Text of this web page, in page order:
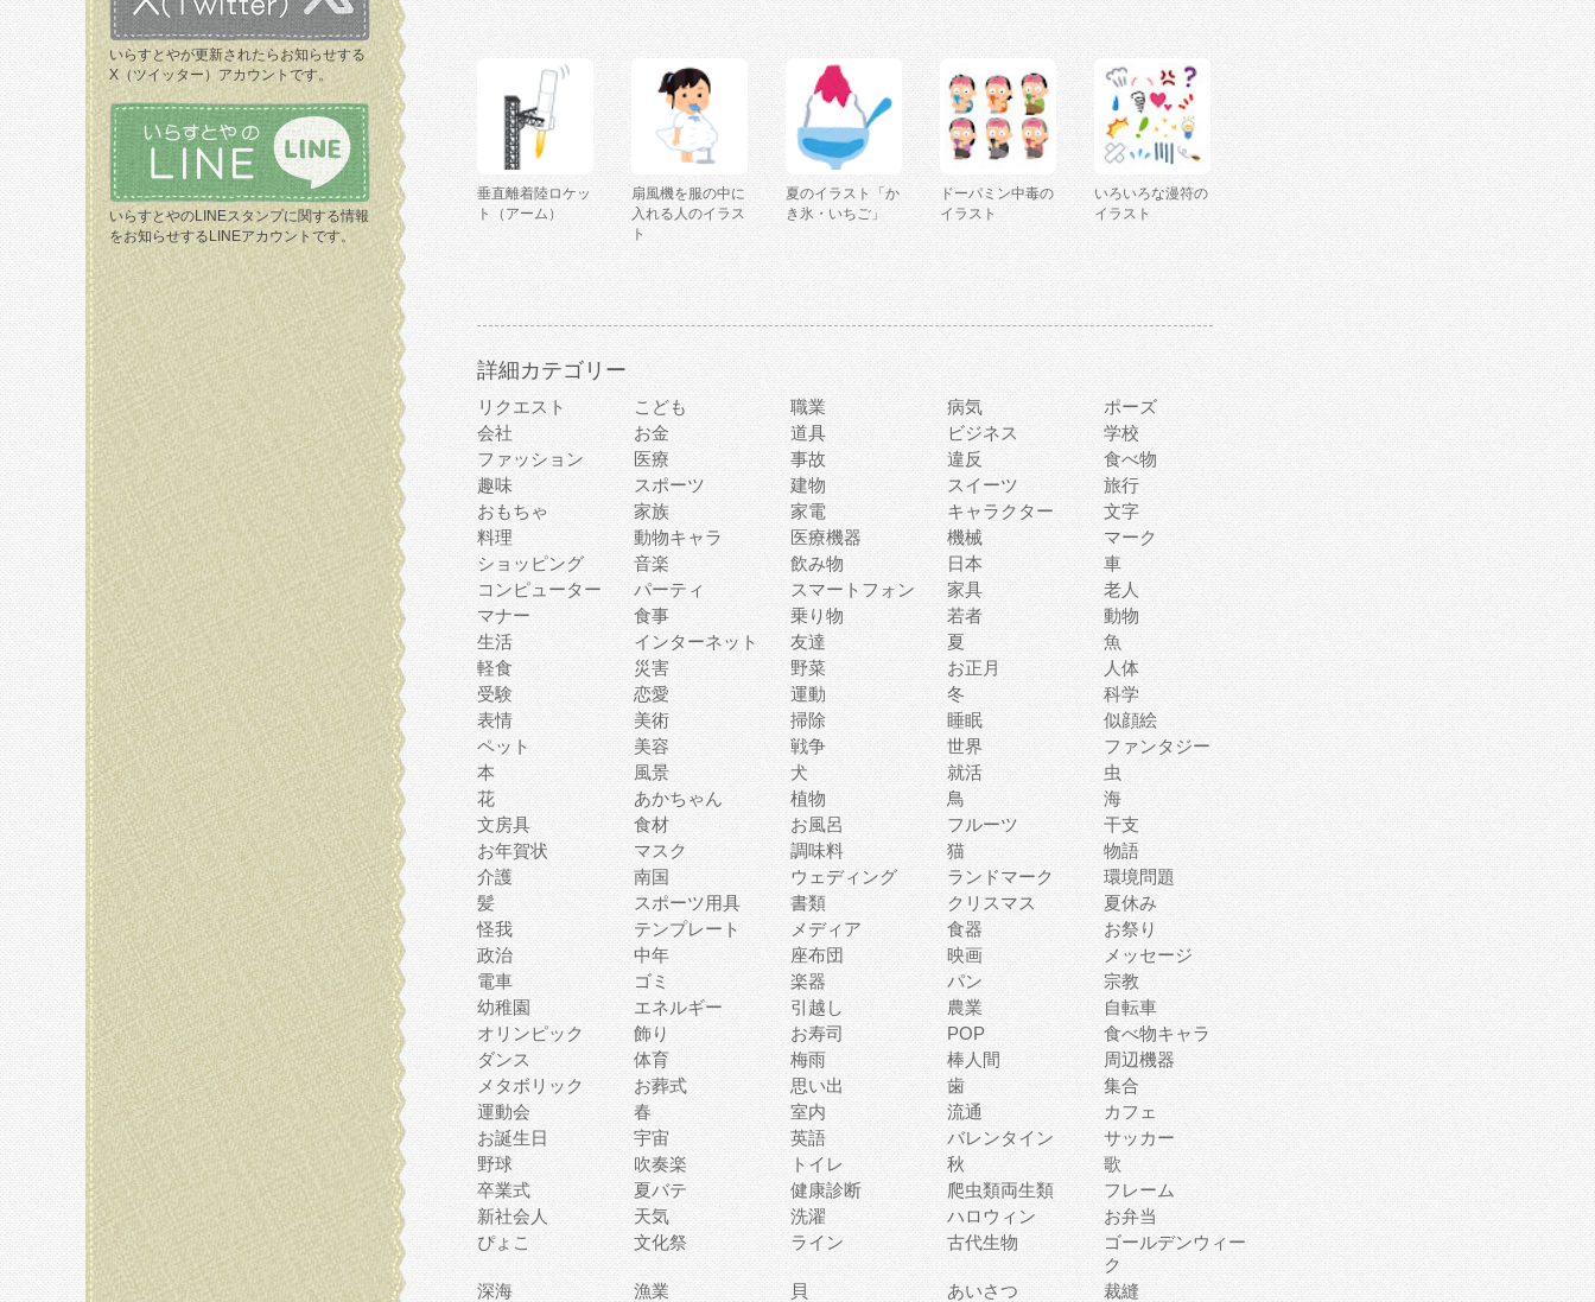
いらすとやが更新されたらお知らせする
X（ツイッター）アカウントです。
いらすとやのLINEスタンプに関する情報
をお知らせするLINEアカウントです。
垂直離着陸ロケッ
ト（アーム）
扇風機を服の中に
入れる人のイラス
ト
夏のイラスト「か
き氷・いちご」
ドーパミン中毒の
イラスト
いろいろな漫符の
イラスト
詳細カテゴリー
リクエスト こども 職業 病気
ポーズ
会社
お金 道具 ビジネス
学校
ファッション
医療 事故 違反
食べ物
趣味
スポーツ 建物 スイーツ
旅行
おもちゃ
家族 家電 キャラクター
文字
料理
動物キャラ 医療機器 機械
マーク
ショッピング
音楽 飲み物 日本
車
コンピューター
パーティ スマートフォン 家具
老人
マナー
食事 乗り物 若者
動物
生活
インターネット 友達 夏
魚
軽食
災害 野菜 お正月
人体
受験
恋愛 運動 冬
科学
表情
美術 掃除 睡眠
似顔絵
ペット
美容 戦争 世界
ファンタジー
本
風景 犬 就活
虫
花
あかちゃん 植物 鳥
海
文房具
食材 お風呂 フルーツ
干支
お年賀状
マスク 調味料 猫
物語
介護
南国 ウェディング ランドマーク
環境問題
髪
スポーツ用具 書類 クリスマス
夏休み
怪我
テンプレート メディア 食器
お祭り
政治
中年 座布団 映画
メッセージ
電車
ゴミ 楽器 パン
宗教
幼稚園
エネルギー 引越し 農業
自転車
オリンピック
飾り お寿司 POP
食べ物キャラ
ダンス
体育 梅雨 棒人間
周辺機器
メタボリック
お葬式 思い出 歯
集合
運動会
春 室内 流通
カフェ
お誕生日
宇宙 英語 バレンタイン
サッカー
野球
吹奏楽 トイレ 秋
歌
卒業式
夏バテ 健康診断 爬虫類両生類
フレーム
新社会人
天気 洗濯 ハロウィン
お弁当
ぴょこ
文化祭 ライン 古代生物
ゴールデンウィー
ク
深海
漁業 貝 あいさつ 裁縫